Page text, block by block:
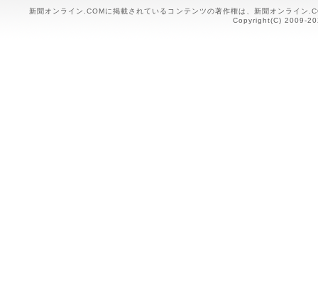
新聞オンライン.COMに掲載されているコンテンツの著作権は、新聞オンライン
Copyright(C) 2009-